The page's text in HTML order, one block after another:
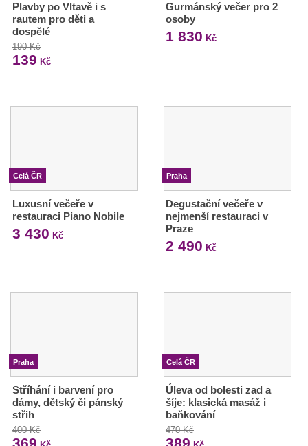
Plavby po Vltavě i s
rautem pro děti a
dospělé
190 Kč
139 Kč
Gurmánský večer pro 2
osoby
1 830 Kč
Celá ČR
Luxusní večeře v
restauraci Piano Nobile
3 430 Kč
Praha
Degustační večeře v
nejmenší restauraci v
Praze
2 490 Kč
Praha
Stříhání i barvení pro
dámy, dětský či pánský
střih
400 Kč
369
Celá ČR
Úleva od bolesti zad a
šíje: klasická masáž i
baňkování
470 Kč
389